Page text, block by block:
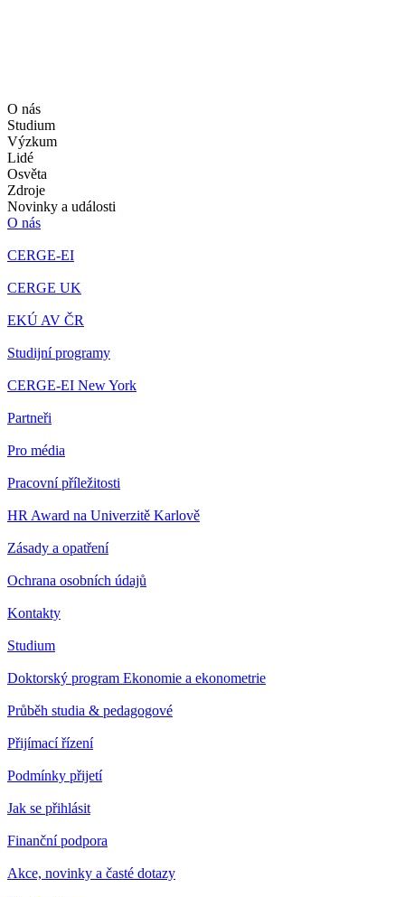
O nás
Studium
Výzkum
Lidé
Osvěta
Zdroje
Novinky a události
O nás
CERGE-EI
CERGE UK
EKÚ AV ČR
Studijní programy
CERGE-EI New York
Partneři
Pro média
Pracovní příležitosti
HR Award na Univerzitě Karlově
Zásady a opatření
Ochrana osobních údajů
Kontakty
Studium
Doktorský program Ekonomie a ekonometrie
Průběh studia & pedagogové
Přijímací řízení
Podmínky přijetí
Jak se přihlásit
Finanční podpora
Akce, novinky a časté dotazy